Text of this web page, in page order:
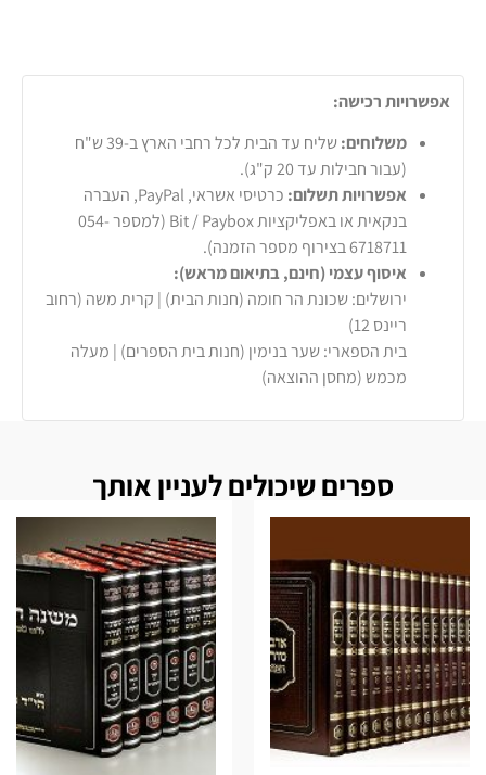
אפשרויות רכישה:
משלוחים:
שליח עד הבית לכל רחבי הארץ ב-39 ש"ח
(עבור חבילות עד 20 ק"ג).
אפשרויות תשלום:
כרטיסי אשראי, PayPal, העברה
בנקאית או באפליקציות Bit / Paybox (למספר 054-
6718711 בצירוף מספר הזמנה).
איסוף עצמי (חינם, בתיאום מראש):
ירושלים: שכונת הר חומה (חנות הבית) | קרית משה (רחוב
ריינס 12)
בית הספארי: שער בנימין (חנות בית הספרים) | מעלה
מכמש (מחסן ההוצאה)
ספרים שיכולים לעניין אותך